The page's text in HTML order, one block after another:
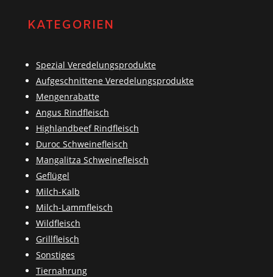
KATEGORIEN
Spezial Veredelungsprodukte
Aufgeschnittene Veredelungsprodukte
Mengenrabatte
Angus Rindfleisch
Highlandbeef Rindfleisch
Duroc Schweinefleisch
Mangalitza Schweinefleisch
Geflügel
Milch-Kalb
Milch-Lammfleisch
Wildfleisch
Grillfleisch
Sonstiges
Tiernahrung